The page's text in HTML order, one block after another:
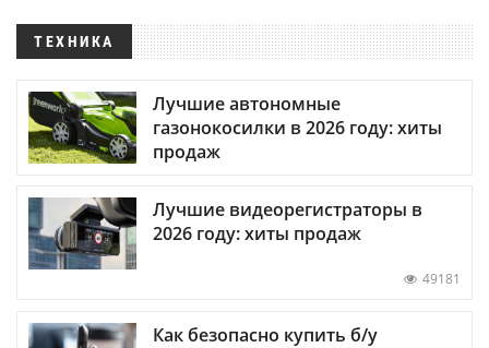
ТЕХНИКА
Лучшие автономные
газонокосилки в 2026 году: хиты
продаж
Лучшие видеорегистраторы в
2026 году: хиты продаж
49181
Как безопасно купить б/у